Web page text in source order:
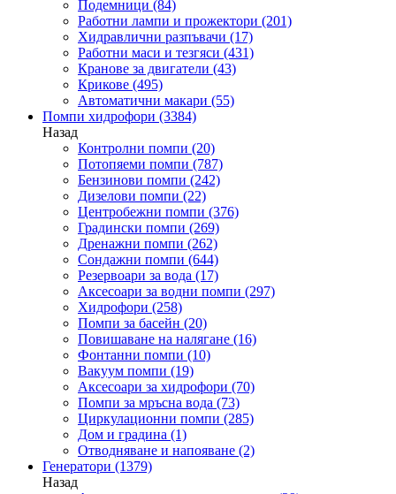
Подемници (84)
Работни лампи и прожектори (201)
Хидравлични разпъвачи (17)
Работни маси и тезгяси (431)
Кранове за двигатели (43)
Крикове (495)
Автоматични макари (55)
Помпи хидрофори (3384)
Назад
Контролни помпи (20)
Потопяеми помпи (787)
Бензинови помпи (242)
Дизелови помпи (22)
Центробежни помпи (376)
Градински помпи (269)
Дренажни помпи (262)
Сондажни помпи (644)
Резервоари за вода (17)
Аксесоари за водни помпи (297)
Хидрофори (258)
Помпи за басейн (20)
Повишаване на налягане (16)
Фонтанни помпи (10)
Вакуум помпи (19)
Аксесоари за хидрофори (70)
Помпи за мръсна вода (73)
Циркулационни помпи (285)
Дом и градина (1)
Отводняване и напояване (2)
Генератори (1379)
Назад